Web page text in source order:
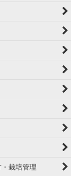
栽培管理